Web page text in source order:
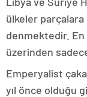
ülkeler parçalara
denmektedir. En
üzerinden
Emperyalist
yıl önce olduğu